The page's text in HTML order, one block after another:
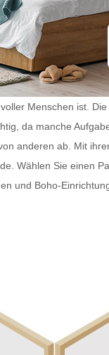
Menschen ist.
da manche
anderen ab. Mit
Wählen Sie einen
und Boho-